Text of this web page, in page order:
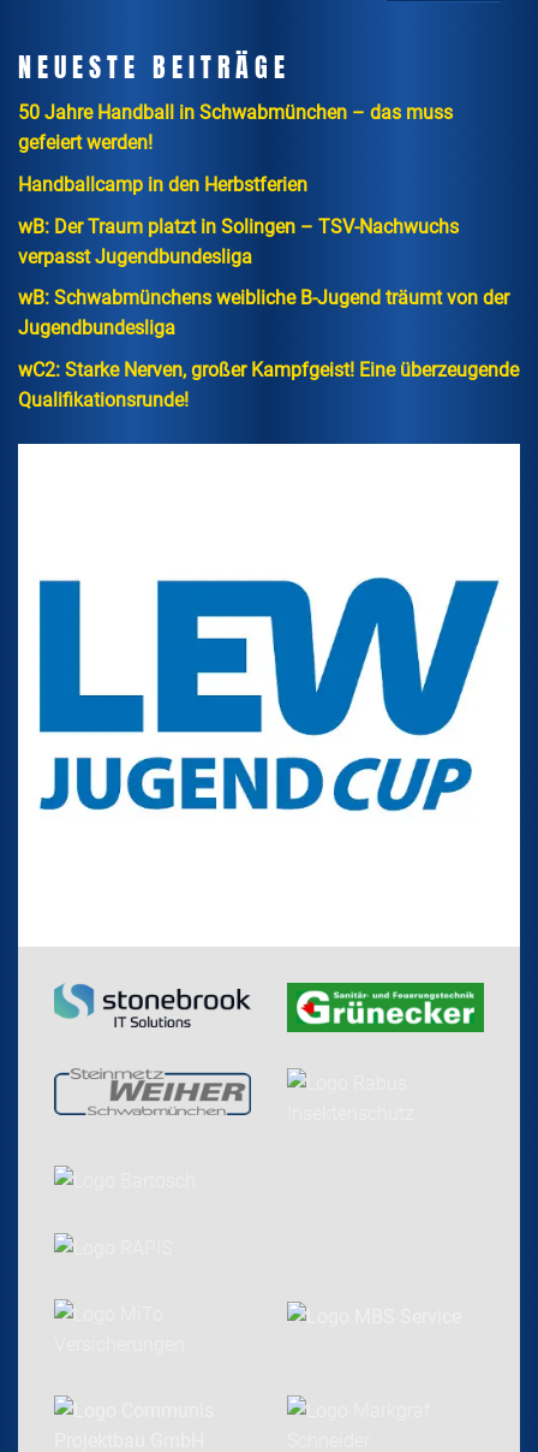
NEUESTE BEITRÄGE
50 Jahre Handball in Schwabmünchen – das muss
gefeiert werden!
Handballcamp in den Herbstferien
wB: Der Traum platzt in Solingen – TSV-Nachwuchs
verpasst Jugendbundesliga
wB: Schwabmünchens weibliche B-Jugend träumt von der
Jugendbundesliga
wC2: Starke Nerven, großer Kampfgeist! Eine überzeugende
Qualifikationsrunde!